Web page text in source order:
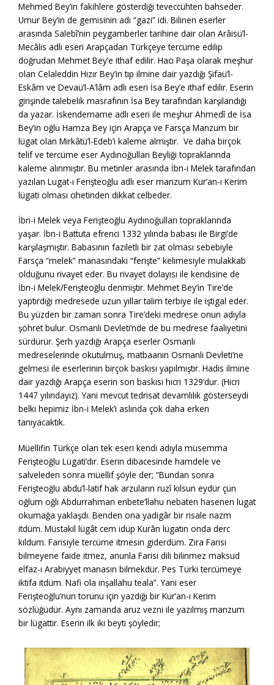
Mehmed Bey’in fakihlere gösterdiği teveccühten bahseder.
Umur Bey’in de gemisinin adı “gazi” idi. Bilinen eserler
arasında Salebî’nin peygamberler tarihine dair olan Arâisü’l-
Mecâlis adlı eseri Arapçadan Türkçeye tercüme edilip
doğrudan Mehmet Bey’e ithaf edilir. Hacı Paşa olarak meşhur
olan Celaleddin Hızır Bey’in tıp ilmine dair yazdığı Şifaü’l-
Eskâm ve Devaü’l-A’lâm adlı eseri İsa Bey’e ithaf edilir. Eserin
girişinde talebelik masrafının İsa Bey tarafından karşılandığı
da yazar. İskendername adlı eseri ile meşhur Ahmedî de İsa
Bey’in oğlu Hamza Bey için Arapça ve Farsça Manzum bir
lügat olan Mirkâtü’l-Edeb’i kaleme almıştır. Ve daha birçok
telif ve tercüme eser Aydınoğulları Beyliği topraklarında
kaleme alınmıştır. Bu metinler arasında İbn-i Melek tarafından
yazılan Lugat-ı Ferişteoğlu adlı eser manzum Kur’an-ı Kerim
lügati olması cihetinden dikkat celbeder.
İbn-i Melek veya Ferişteoğlu Aydınoğulları topraklarında
yaşar. İbn-i Battuta efrenci 1332 yılında babası ile Birgi’de
karşılaşmıştır. Babasının faziletli bir zat olması sebebiyle
Farsça “melek” manasındaki “ferişte” kelimesiyle mulakkab
olduğunu rivayet eder. Bu rivayet dolayısı ile kendisine de
İbn-i Melek/Ferişteoğlu denmiştir. Mehmet Bey’in Tire’de
yaptırdığı medresede uzun yıllar talim terbiye ile iştigal eder.
Bu yüzden bir zaman sonra Tire’deki medrese onun adıyla
şöhret bulur. Osmanlı Devleti’nde de bu medrese faaliyetini
sürdürür. Şerh yazdığı Arapça eserler Osmanlı
medreselerinde okutulmuş, matbaanın Osmanlı Devleti’ne
gelmesi ile eserlerinin birçok baskısı yapılmıştır. Hadis ilmine
dair yazdığı Arapça eserin son baskısı hicri 1329’dur. (Hicri
1447 yılındayız). Yani mevcut tedrisat devamlılık gösterseydi
belki hepimiz İbn-i Melek’i aslında çok daha erken
tanıyacaktık.
Müellifin Türkçe olan tek eseri kendi adıyla müsemma
Ferişteoğlu Lügati’dır. Eserin dibacesinde hamdele ve
salveleden sonra müellif şöyle der; “Bundan sonra
Ferişteoğlu abdu’l-latif hak arzuların ruzî kılsun eydür çün
oğlum oğlı Abdurrahman enbete’llahu nebaten hasenen lugat
okumağa yaklaşdı. Benden ona yadigâr bir risale nazm
itdüm. Müstakil lügât cem idüp Kurân lügatın onda derc
kıldum. Farisiyle tercüme itmesin giderdüm. Zira Farisi
bilmeyene faide itmez, anunla Farisi dili bilinmez maksud
elfaz-ı Arabiyyet manasın bilmekdür. Pes Türki tercümeye
iktifa itdüm. Nafi ola inşallahu teala”. Yani eser
Ferişteoğlu’nun torunu için yazdığı bir Kur’an-ı Kerim
sözlüğüdür. Aynı zamanda aruz vezni ile yazılmış manzum
bir lügattir. Eserin ilk iki beyti şöyledir;